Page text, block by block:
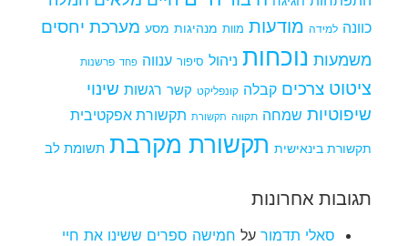
כוונה למידה מודעות מוות מנהיגות מסע מערכת יחסים
משמעות נוכחות ניהול סיפור ענווה פחד פרשנות
ציטוט צרכים קבלה קונפליקט קשר רגשות שינוי
שיפוטיות שמחה תקווה תקשורת תקשורת אפקטיבית
תקשורת בינאישית תקשורת מקרבת תשומת לב
תגובות אחרונות
סאלי תדמור על חמישה ספרים ששינו את חיי